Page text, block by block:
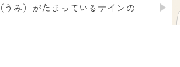
み）がたまっているサインの